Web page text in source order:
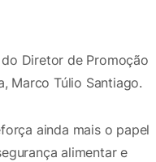
Diretor de Promoção
Marco Túlio Santiago.
ainda mais o papel
alimentar e